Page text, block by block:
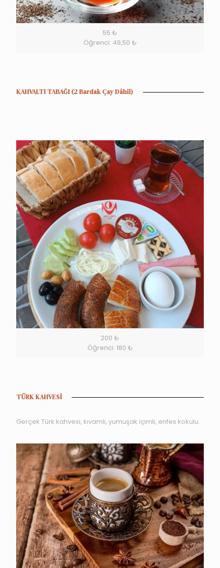
55 ₺
Öğrenci: 49,50 ₺
KAHVALTI TABAĞI (2 Bardak Çay Dâhil)
200 ₺
Öğrenci: 180 ₺
TÜRK KAHVESİ
Gerçek Türk kahvesi, kıvamlı, yumuşak içimli, enfes kokulu.